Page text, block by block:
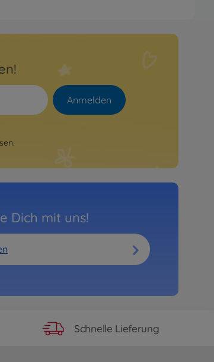
Anmelden
Dich mit uns!
Schnelle Lieferung